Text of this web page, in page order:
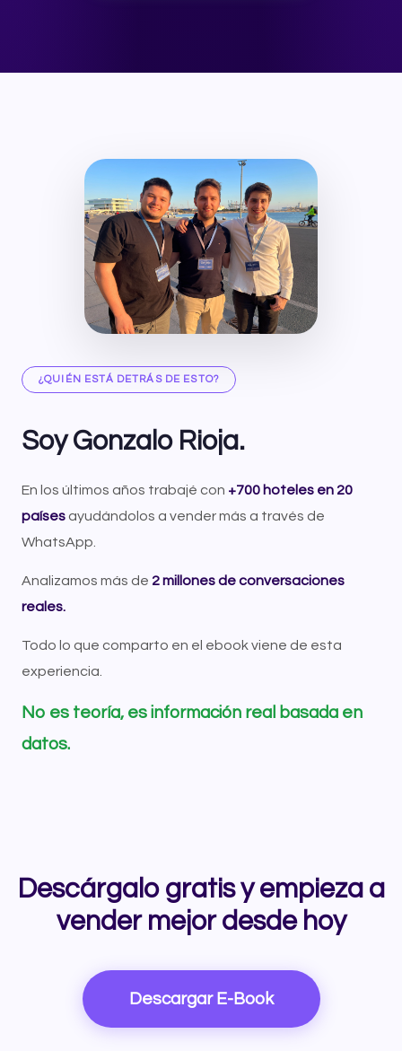
¿QUIÉN ESTÁ DETRÁS DE ESTO?
Soy Gonzalo Rioja.
En los últimos años trabajé con +700 hoteles en 20
países ayudándolos a vender más a través de
WhatsApp.
Analizamos más de 2 millones de conversaciones
reales.
Todo lo que comparto en el ebook viene de esta
experiencia.
No es teoría, es información real basada en
datos.
Descárgalo gratis y empieza a
vender mejor desde hoy
Descargar E-Book